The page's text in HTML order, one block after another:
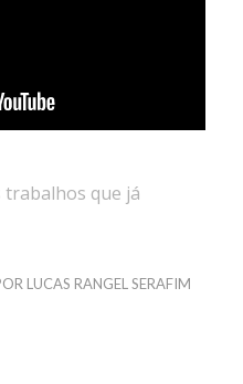
que já
LUCAS RANGEL SERAFIM